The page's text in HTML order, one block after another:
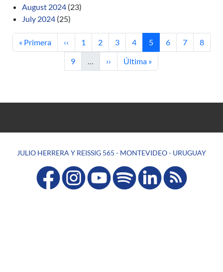
August 2024 (23)
July 2024 (25)
First page
« Primera Previous page
‹‹ Page
1 Page
2 Page
3 Page
4 Current page
5 Page
6 Page
7 Page
8
Page
9 … Next page
›› Last page
Última »
JULIO HERRERA Y REISSIG 565 - MONTEVIDEO - URUGUAY